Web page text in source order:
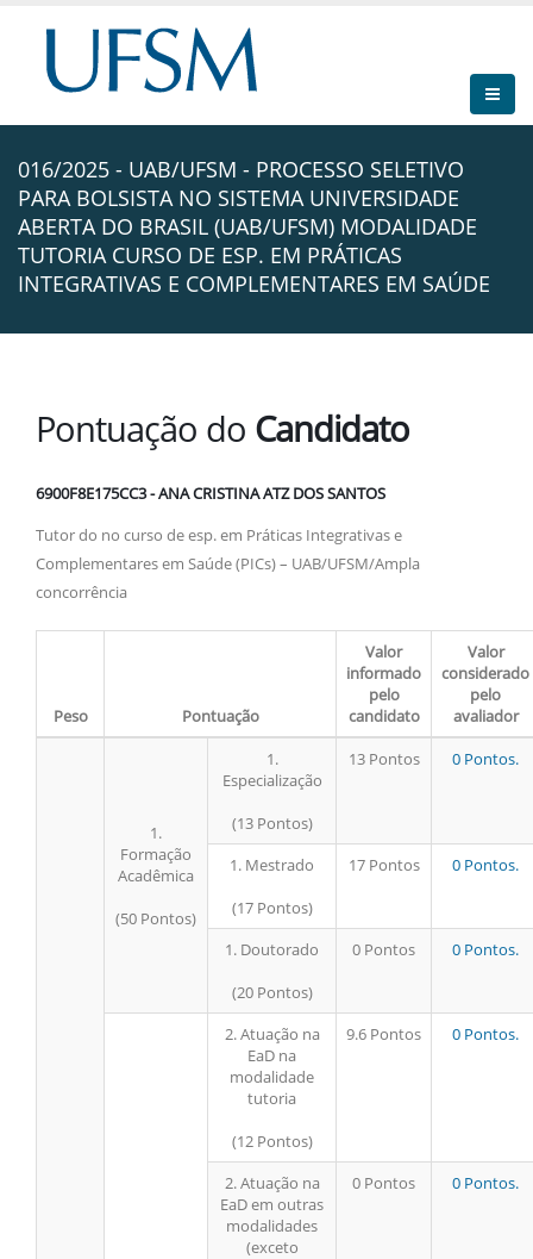
016/2025 - UAB/UFSM - PROCESSO SELETIVO
PARA BOLSISTA NO SISTEMA UNIVERSIDADE
ABERTA DO BRASIL (UAB/UFSM) MODALIDADE
TUTORIA CURSO DE ESP. EM PRÁTICAS
INTEGRATIVAS E COMPLEMENTARES EM SAÚDE
Pontuação do Candidato
6900F8E175CC3 - ANA CRISTINA ATZ DOS SANTOS
Tutor do no curso de esp. em Práticas Integrativas e
Complementares em Saúde (PICs) – UAB/UFSM/Ampla
concorrência
Peso Pontuação
Valor
informado
pelo
candidato
Valor
considerado
pelo
avaliador
1.
Formação
Acadêmica
(50 Pontos)
1.
Especialização
(13 Pontos)
13 Pontos 0 Pontos.
1. Mestrado
(17 Pontos)
17 Pontos 0 Pontos.
1. Doutorado
(20 Pontos)
0 Pontos 0 Pontos.
2. Atuação na
EaD na
modalidade
tutoria
(12 Pontos)
9.6 Pontos 0 Pontos.
2. Atuação na
EaD em outras
modalidades
(exceto
0 Pontos 0 Pontos.